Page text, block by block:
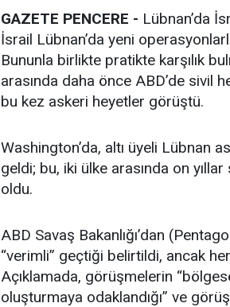
GAZETE PENCERE - Lübnan’da
İsrail Lübnan’da yeni
Bununla birlikte pratikte karşılık
arasında daha önce ABD’de sivil
bu kez askeri heyetler görüştü.
Washington’da, altı üyeli Lübnan
geldi; bu, iki ülke arasında on
oldu.
ABD Savaş Bakanlığı’dan
“verimli” geçtiği belirtildi, ancak
Açıklamada, görüşmelerin
oluşturmaya odaklandığı” ve